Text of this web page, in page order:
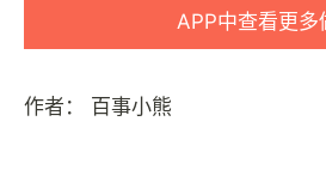
APP中查看更多
作者： 百事小熊